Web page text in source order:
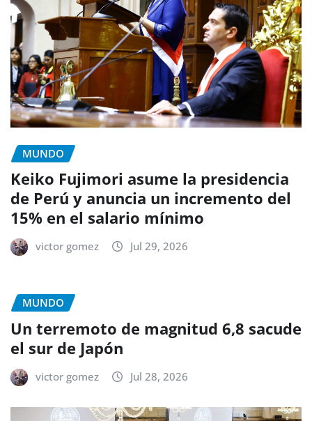
MUNDO
Keiko Fujimori asume la presidencia
de Perú y anuncia un incremento del
15% en el salario mínimo
victor gomez Jul 29, 2026
MUNDO
Un terremoto de magnitud 6,8 sacude
el sur de Japón
victor gomez Jul 28, 2026